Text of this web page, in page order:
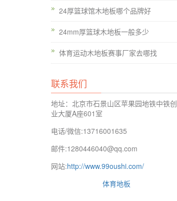
24厚篮球馆木地板哪个品牌好
24mm厚篮球木地板一般多少
体育运动木地板赛事厂家去哪找
联系我们
地址：北京市石景山区苹果园地铁中铁创
业大厦A座601室
电话/微信:13716001635
邮件:1280446040@qq.com
网站:http://www.99oushi.com/
体育地板